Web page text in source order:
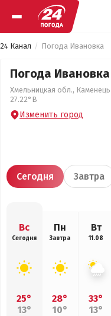
24 Канал Погода Ивановка
Погода Ивановка
Хмельницкая обл.,
27.22°В
Изменить город
Сегодня Завтра
Вс
Сегодня
25°
13°
Пн
Завтра
28°
10°
Вт
11.08
33°
13°